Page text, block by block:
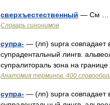
сверхъестественный — См …
Словарь синонимов
супра- — (лп) supra совпадает
супрадентальный лингв.
супралитораль зона на
Анатомия терминов. 400
супра- — (лп) supra совпадает